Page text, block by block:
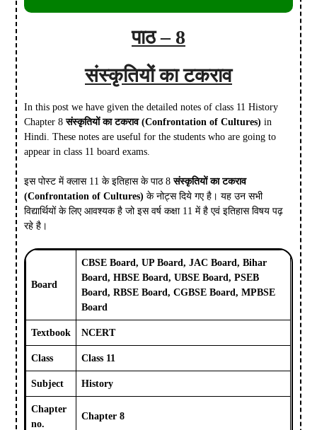
पाठ – 8
संस्कृतियों का टकराव
In this post we have given the detailed notes of class 11 History
Chapter 8संस्कृतियों का टकराव (Confrontation of Cultures) in
Hindi. These notes are useful for the students who are going to
appear in class 11 board exams.
इस पोस्ट में क्लास 11 के इतिहास के पाठ 8संस्कृतियों का टकराव
(Confrontation of Cultures) के नोट्स दिये गए है। यह उन सभी
विद्यार्थियों के लिए आवश्यक है जो इस वर्ष कक्षा 11 में है एवं इतिहास विषय पढ़
रहे है।
Board
CBSE Board, UP Board, JAC Board, Bihar
Board, HBSE Board, UBSE Board, PSEB
Board, RBSE Board, CGBSE Board, MPBSE
Board
Textbook NCERT
Class Class 11
Subject History
Chapter
no.
Chapter 8